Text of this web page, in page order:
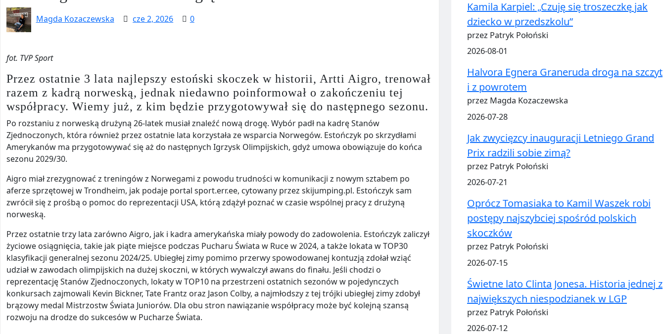
Magda Kozaczewska cze 2, 2026 0
fot. TVP Sport
Przez ostatnie 3 lata najlepszy estoński skoczek w historii, Artti Aigro, trenował
razem z kadrą norweską, jednak niedawno poinformował o zakończeniu tej
współpracy. Wiemy już, z kim będzie przygotowywał się do następnego sezonu.
Po rozstaniu z norweską drużyną 26-latek musiał znaleźć nową drogę. Wybór padł na kadrę Stanów
Zjednoczonych, która również przez ostatnie lata korzystała ze wsparcia Norwegów. Estończyk po skrzydłami
Amerykanów ma przygotowywać się aż do następnych Igrzysk Olimpijskich, gdyż umowa obowiązuje do końca
sezonu 2029/30.
Aigro miał zrezygnować z treningów z Norwegami z powodu trudności w komunikacji z nowym sztabem po
aferze sprzętowej w Trondheim, jak podaje portal sport.err.ee, cytowany przez skijumping.pl. Estończyk sam
zwrócił się z prośbą o pomoc do reprezentacji USA, którą zdążył poznać w czasie wspólnej pracy z drużyną
norweską.
Przez ostatnie trzy lata zarówno Aigro, jak i kadra amerykańska miały powody do zadowolenia. Estończyk zaliczył
życiowe osiągnięcia, takie jak piąte miejsce podczas Pucharu Świata w Ruce w 2024, a także lokata w TOP30
klasyfikacji generalnej sezonu 2024/25. Ubiegłej zimy pomimo przerwy spowodowanej kontuzją zdołał wziąć
udział w zawodach olimpijskich na dużej skoczni, w których wywalczył awans do finału. Jeśli chodzi o
reprezentację Stanów Zjednoczonych, lokaty w TOP10 na przestrzeni ostatnich sezonów w pojedynczych
konkursach zajmowali Kevin Bickner, Tate Frantz oraz Jason Colby, a najmłodszy z tej trójki ubiegłej zimy zdobył
brązowy medal Mistrzostw Świata Juniorów. Dla obu stron nawiązanie współpracy może być kolejną szansą
rozwoju na drodze do sukcesów w Pucharze Świata.
Kamila Karpiel: „Czuję się troszeczkę jak
dziecko w przedszkolu”
przez Patryk Połoński
2026-08-01
Halvora Egnera Graneruda droga na szczyt
i z powrotem
przez Magda Kozaczewska
2026-07-28
Jak zwycięzcy inauguracji Letniego Grand
Prix radzili sobie zimą?
przez Patryk Połoński
2026-07-21
Oprócz Tomasiaka to Kamil Waszek robi
postępy najszybciej spośród polskich
skoczków
przez Patryk Połoński
2026-07-15
Świetne lato Clinta Jonesa. Historia jednej z
największych niespodzianek w LGP
przez Patryk Połoński
2026-07-12